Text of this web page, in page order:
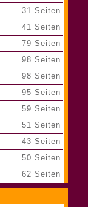
31 Seiten
41 Seiten
79 Seiten
98 Seiten
98 Seiten
95 Seiten
59 Seiten
51 Seiten
43 Seiten
50 Seiten
62 Seiten